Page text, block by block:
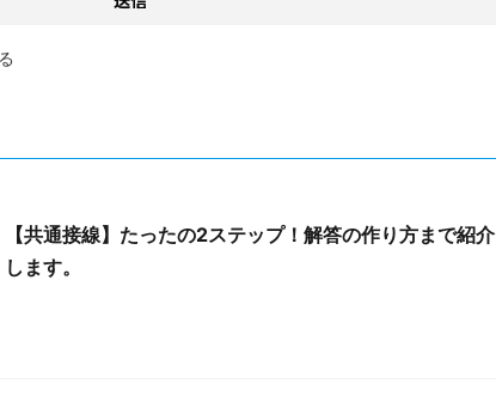
【共通接線】たったの2ステップ！解答の作り方まで紹介
します。